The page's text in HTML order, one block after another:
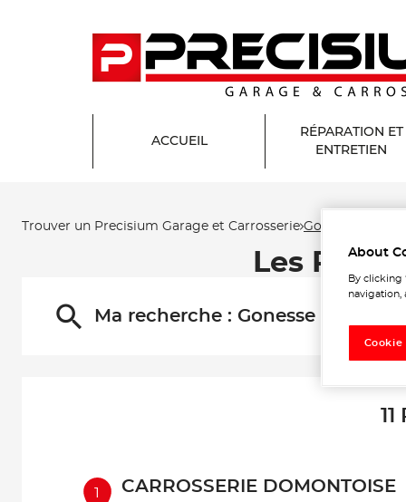
ACCUEIL
RÉPARATION ET
ENTRETIEN
Trouver un Precisium Garage et Carrosserie Gonesse
Les
Ma recherche : Gonesse
1 CARROSSERIE DOMONTOISE
About
By clicking
navigation,